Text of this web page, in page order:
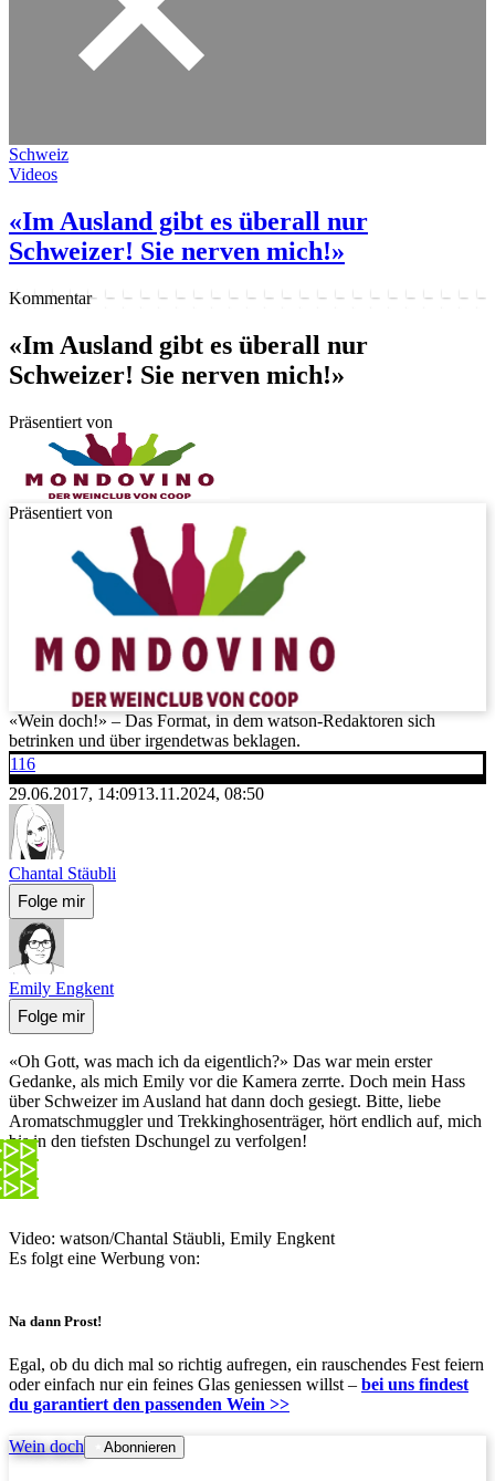
Schweiz
Videos
«Im Ausland gibt es überall nur
Schweizer! Sie nerven mich!»
Kommentar
«Im Ausland gibt es überall nur
Schweizer! Sie nerven mich!»
Präsentiert von
Präsentiert von
«Wein doch!» – Das Format, in dem watson-Redaktoren sich
betrinken und über irgendetwas beklagen.
116
29.06.2017, 14:0913.11.2024, 08:50
Chantal Stäubli
Folge mir
Emily Engkent
Folge mir
«Oh Gott, was mach ich da eigentlich?» Das war mein erster
Gedanke, als mich Emily vor die Kamera zerrte. Doch mein Hass
über Schweizer im Ausland hat dann doch gesiegt. Bitte, liebe
Aromatschmuggler und Trekkinghosenträger, hört endlich auf, mich
bis in den tiefsten Dschungel zu verfolgen!
Video: watson/Chantal Stäubli, Emily Engkent
Es folgt eine Werbung von:
Na dann Prost!
Egal, ob du dich mal so richtig aufregen, ein rauschendes Fest feiern
oder einfach nur ein feines Glas geniessen willst – bei uns findest
du garantiert den passenden Wein >>
Wein doch Abonnieren